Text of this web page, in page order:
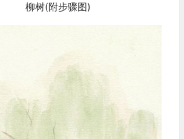
柳树(附步骤图)